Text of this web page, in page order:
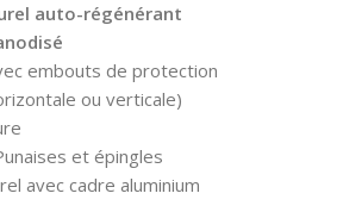
auto-régénérant
embouts de protection
ou verticale)
et épingles
avec cadre aluminium